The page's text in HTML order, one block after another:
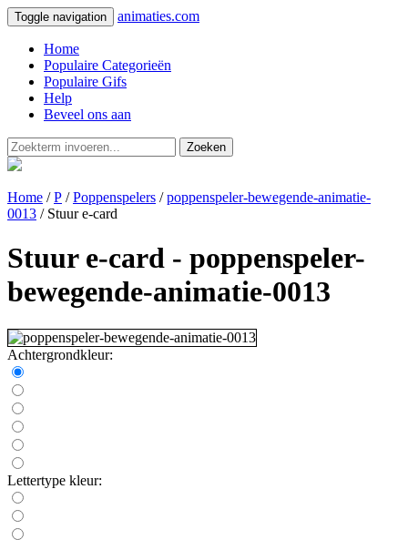
Toggle navigation animaties.com
Home
Populaire Categorieën
Populaire Gifs
Help
Beveel ons aan
Zoeken
Home /P /Poppenspelers /poppenspeler-bewegende-animatie-
0013 / Stuur e-card
Stuur e-card - poppenspeler-
bewegende-animatie-0013
Achtergrondkleur:
Lettertype kleur: